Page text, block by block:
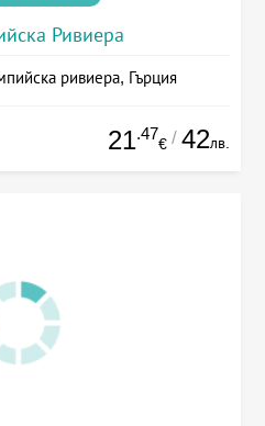
Ривиера
ривиера, Гърция
21.47
€ / 42лв.